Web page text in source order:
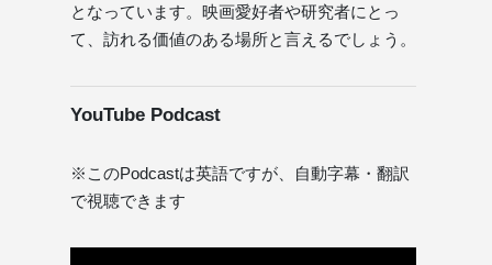
となっています。映画愛好者や研究者にとっ
て、訪れる価値のある場所と言えるでしょう。
YouTube Podcast
※このPodcastは英語ですが、自動字幕・翻訳
で視聴できます